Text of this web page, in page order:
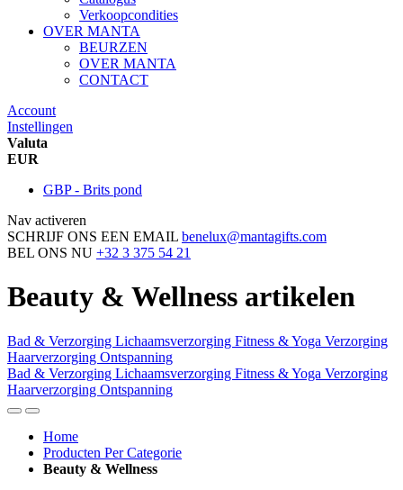
Verkoopcondities
OVER MANTA
BEURZEN
OVER MANTA
CONTACT
Account
Instellingen
Valuta
EUR
GBP - Brits pond
Nav activeren
SCHRIJF ONS EEN EMAIL benelux@mantagifts.com
BEL ONS NU +32 3 375 54 21
Beauty & Wellness artikelen
Bad & Verzorging Lichaamsverzorging Fitness & Yoga Verzorging
Haarverzorging Ontspanning
Bad & Verzorging Lichaamsverzorging Fitness & Yoga Verzorging
Haarverzorging Ontspanning
Home
Producten Per Categorie
Beauty & Wellness